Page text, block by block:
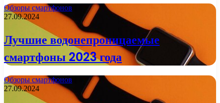
Обзоры смартфонов
27.09.2024
Лучшие водонепроницаемые
смартфоны 2023 года
Обзоры смартфонов
27.09.2024